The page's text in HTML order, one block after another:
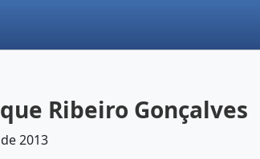
Ribeiro Gonçalves
2013